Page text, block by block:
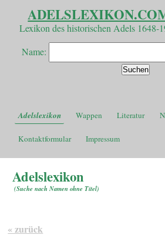
Lexikon des historischen Adels 1648-
Name:
Adelslexikon Wappen Literatur
Kontaktformular Impressum
Adelslexikon
(Suche nach Namen ohne Titel)
« zurück